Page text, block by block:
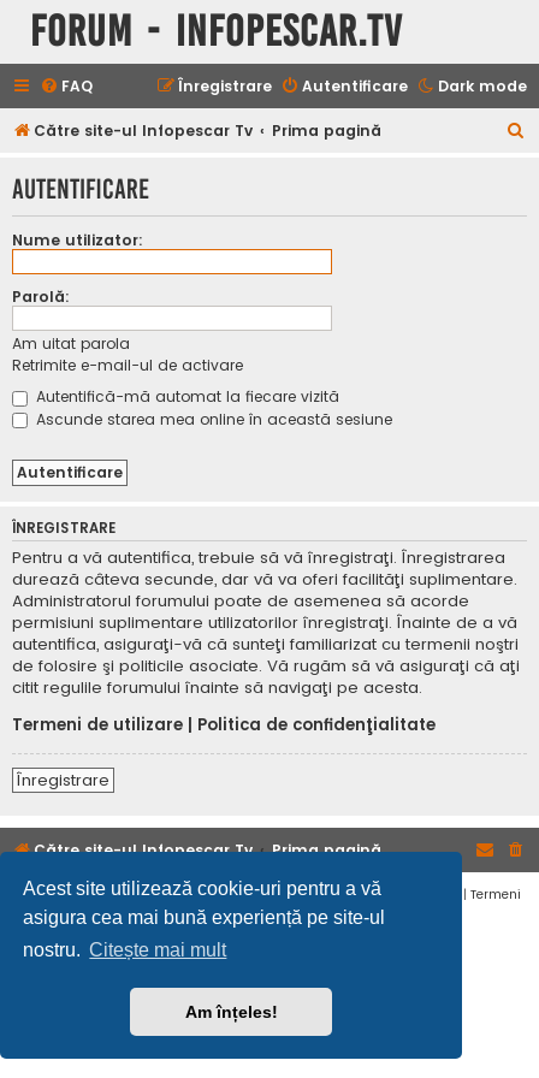
Acest site utilizează cookie-uri pentru a vă
asigura cea mai bună experiență pe site-ul
nostru. Citește mai mult
Am înțeles!
Forum - InfoPescar.Tv
Dark mode
FAQ Autentificare
Înregistrare
Către site-ul Infopescar Tv Prima pagină
t
Autentificare
Nume utilizator:
Parolă:
Am uitat parola
Retrimite e-mail-ul de activare
Autentifică-mă automat la fiecare vizită
Ascunde starea mea online în această sesiune
ÎNREGISTRARE
Pentru a vă autentifica, trebuie să vă înregistraţi. Înregistrarea
durează câteva secunde, dar vă va oferi facilităţi suplimentare.
Administratorul forumului poate de asemenea să acorde
permisiuni suplimentare utilizatorilor înregistraţi. Înainte de a vă
autentifica, asiguraţi-vă că sunteţi familiarizat cu termenii noştri
de folosire şi politicile asociate. Vă rugăm să vă asiguraţi că aţi
citit regulile forumului înainte să navigaţi pe acesta.
Termeni de utilizare
Politica de confidenţialitate
Înregistrare
Către site-ul Infopescar Tv Prima pagină
Confidențialitate | Termeni